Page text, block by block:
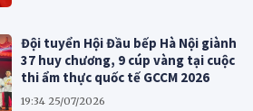
Đội tuyển Hội Đầu bếp Hà Nội giành
37 huy chương, 9 cúp vàng tại cuộc
thi ẩm thực quốc tế GCCM 2026
19:34 25/07/2026